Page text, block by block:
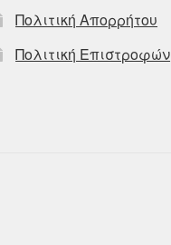
Πολιτική Απορρήτου
Πολιτική Επιστροφών